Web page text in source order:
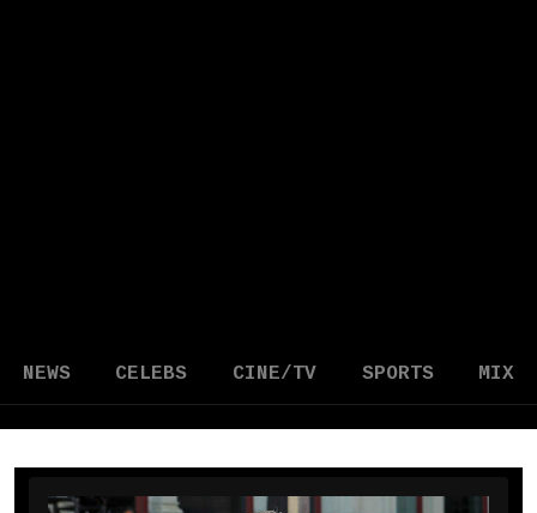
NEWS CELEBS CINE/TV SPORTS MIX